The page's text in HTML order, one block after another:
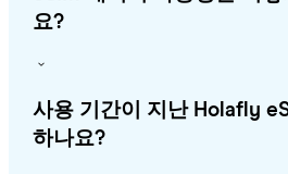
요?
사용 기간이 지난 Holafly
하나요?